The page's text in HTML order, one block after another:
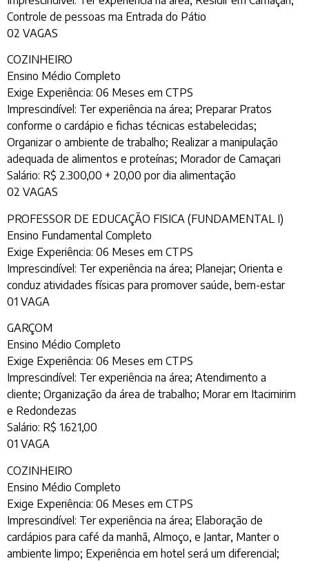
Controle de pessoas ma Entrada do Pátio
02 VAGAS
COZINHEIRO
Ensino Médio Completo
Exige Experiência: 06 Meses em CTPS
Imprescindível: Ter experiência na área; Preparar Pratos
conforme o cardápio e fichas técnicas estabelecidas;
Organizar o ambiente de trabalho; Realizar a manipulação
adequada de alimentos e proteínas; Morador de Camaçari
Salário: R$ 2.300,00 + 20,00 por dia alimentação
02 VAGAS
PROFESSOR DE EDUCAÇÃO FISICA (FUNDAMENTAL I)
Ensino Fundamental Completo
Exige Experiência: 06 Meses em CTPS
Imprescindível: Ter experiência na área; Planejar; Orienta e
conduz atividades físicas para promover saúde, bem-estar
01 VAGA
GARÇOM
Ensino Médio Completo
Exige Experiência: 06 Meses em CTPS
Imprescindível: Ter experiência na área; Atendimento a
cliente; Organização da área de trabalho; Morar em Itacimirim
e Redondezas
Salário: R$ 1.621,00
01 VAGA
COZINHEIRO
Ensino Médio Completo
Exige Experiência: 06 Meses em CTPS
Imprescindível: Ter experiência na área; Elaboração de
cardápios para café da manhã, Almoço, e Jantar, Manter o
ambiente limpo; Experiência em hotel será um diferencial;